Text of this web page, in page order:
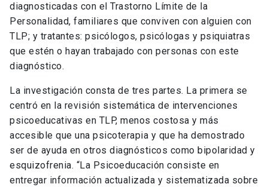
diagnosticadas con el Trastorno Límite de la
Personalidad, familiares que conviven con alguien con
TLP; y tratantes: psicólogos, psicólogas y psiquiatras
que estén o hayan trabajado con personas con este
diagnóstico.
La investigación consta de tres partes. La primera se
centró en la revisión sistemática de intervenciones
psicoeducativas en TLP, menos costosa y más
accesible que una psicoterapia y que ha demostrado
ser de ayuda en otros diagnósticos como bipolaridad y
esquizofrenia. “La Psicoeducación consiste en
entregar información actualizada y sistematizada sobre